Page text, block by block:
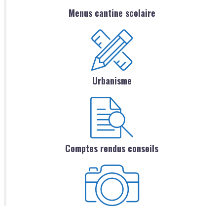
Menus cantine scolaire
Urbanisme
Comptes rendus conseils